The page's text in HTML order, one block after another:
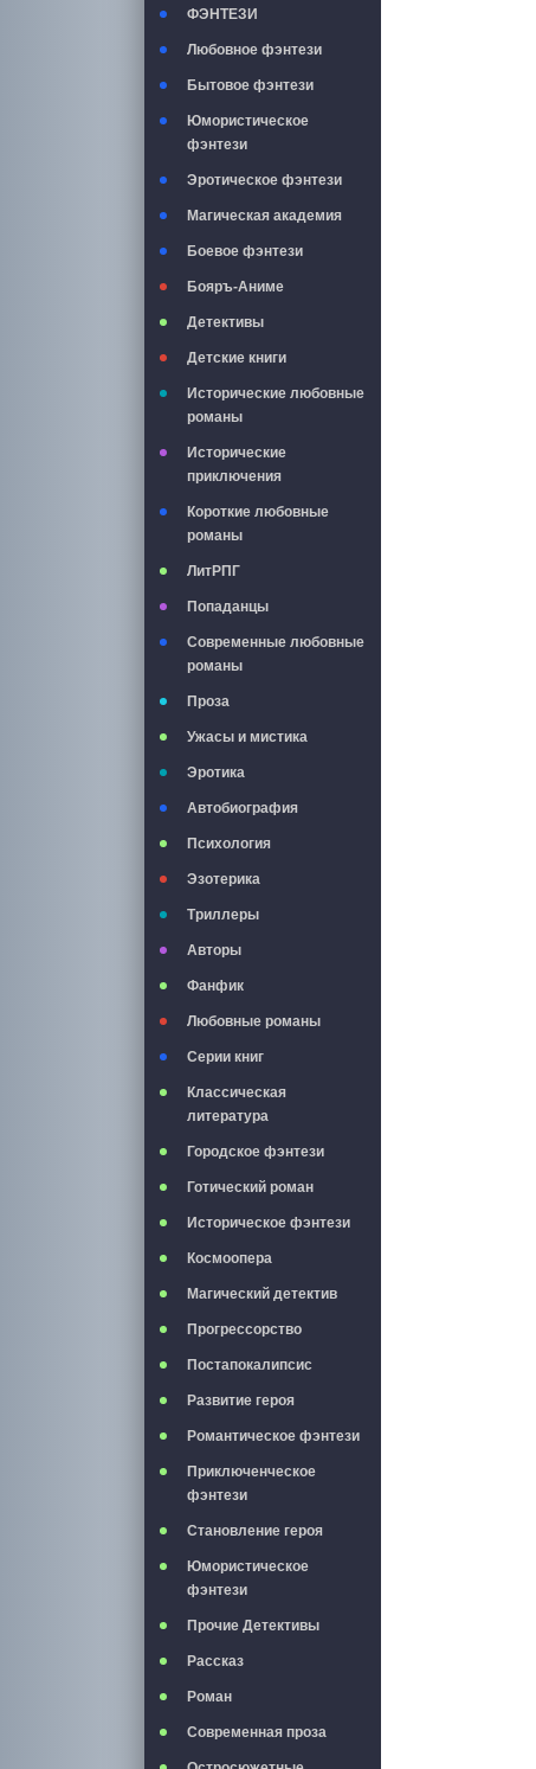
ФЭНТЕЗИ
Любовное фэнтези
Бытовое фэнтези
Юмористическое
фэнтези
Эротическое фэнтези
Магическая академия
Боевое фэнтези
Бояръ-Аниме
Детективы
Детские книги
Исторические любовные
романы
Исторические
приключения
Короткие любовные
романы
ЛитРПГ
Попаданцы
Современные любовные
романы
Проза
Ужасы и мистика
Эротика
Автобиография
Психология
Эзотерика
Триллеры
Авторы
Фанфик
Любовные романы
Серии книг
Классическая
литература
Городское фэнтези
Готический роман
Историческое фэнтези
Космоопера
Магический детектив
Прогрессорство
Постапокалипсис
Развитие героя
Романтическое фэнтези
Приключенческое
фэнтези
Становление героя
Юмористическое
фэнтези
Прочие Детективы
Рассказ
Роман
Современная проза